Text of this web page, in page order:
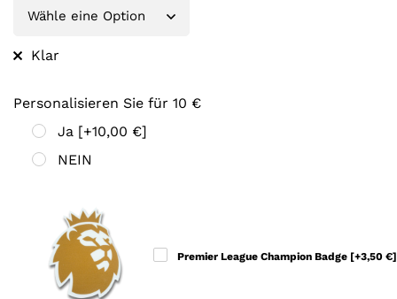
Klar
Personalisieren Sie für 10 €
Ja [+10,00 €]
NEIN
Premier League Champion Badge [+3,50 €]